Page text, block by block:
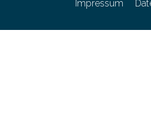
Impressum